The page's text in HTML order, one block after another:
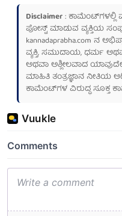
Disclaimer: ಕಾಮೆಂಟ್‌ಗಳಲ್ಲಿ
ಪೋಸ್ಟ್ ಮಾಡುವ ವ್ಯಕ್ತಿಯ
kannadaprabha.com ನ
ವ್ಯಕ್ತಿ, ಸಮುದಾಯ, ಧರ್ಮ
ಅಥವಾ ಅಶ್ಲೀಲವಾದ
ಮಾಹಿತಿ ತಂತ್ರಜ್ಞಾನ ನೀತಿಯ
ಕಾಮೆಂಟ್‌ಗಳ ವಿರುದ್ಧ ಸೂಕ್ತ